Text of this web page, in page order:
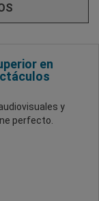
en
y
perfecto.